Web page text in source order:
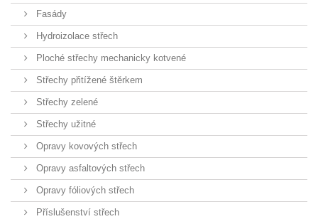
Fasády
Hydroizolace střech
Ploché střechy mechanicky kotvené
Střechy přitížené štěrkem
Střechy zelené
Střechy užitné
Opravy kovových střech
Opravy asfaltových střech
Opravy fóliových střech
Příslušenství střech